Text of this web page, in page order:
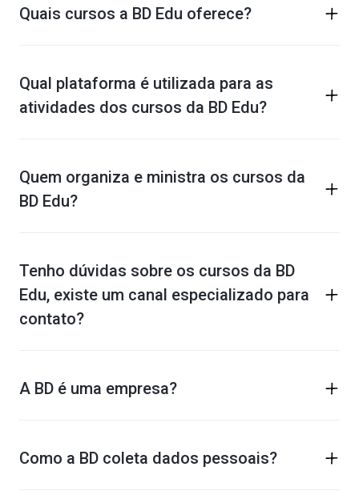
Quais cursos a BD Edu oferece?
Qual plataforma é utilizada para as
atividades dos cursos da BD Edu?
Quem organiza e ministra os cursos da
BD Edu?
Tenho dúvidas sobre os cursos da BD
Edu, existe um canal especializado para
contato?
A BD é uma empresa?
Como a BD coleta dados pessoais?